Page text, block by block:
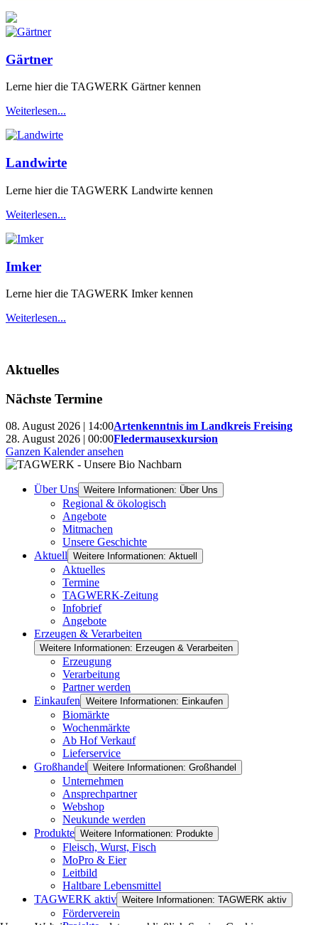
Gärtner
Lerne hier die TAGWERK Gärtner kennen
Weiterlesen...
Landwirte
Lerne hier die TAGWERK Landwirte kennen
Weiterlesen...
Imker
Lerne hier die TAGWERK Imker kennen
Weiterlesen...
Aktuelles
Nächste Termine
08. August 2026 | 14:00Artenkenntnis im Landkreis Freising
28. August 2026 | 00:00Fledermausexkursion
Ganzen Kalender ansehen
Über Uns Weitere Informationen: Über Uns
Regional & ökologisch
Angebote
Mitmachen
Unsere Geschichte
Aktuell Weitere Informationen: Aktuell
Aktuelles
Termine
TAGWERK-Zeitung
Infobrief
Angebote
Erzeugen & Verarbeiten
Weitere Informationen: Erzeugen & Verarbeiten
Erzeugung
Verarbeitung
Partner werden
Einkaufen Weitere Informationen: Einkaufen
Biomärkte
Wochenmärkte
Ab Hof Verkauf
Lieferservice
Großhandel Weitere Informationen: Großhandel
Unternehmen
Ansprechpartner
Webshop
Neukunde werden
Produkte Weitere Informationen: Produkte
Fleisch, Wurst, Fisch
MoPro & Eier
Leitbild
Haltbare Lebensmittel
TAGWERK aktiv Weitere Informationen: TAGWERK aktiv
Förderverein